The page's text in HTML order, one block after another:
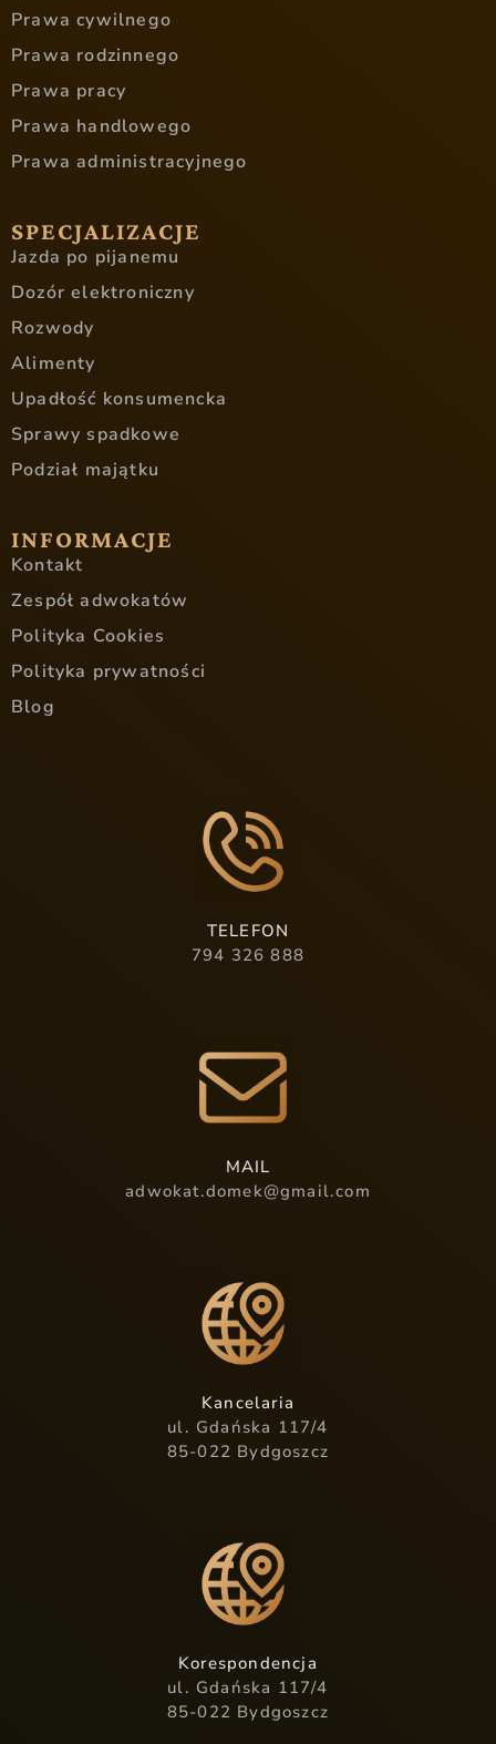
Prawa cywilnego
Prawa rodzinnego
Prawa pracy
Prawa handlowego
Prawa administracyjnego
SPECJALIZACJE
Jazda po pijanemu
Dozór elektroniczny
Rozwody
Alimenty
Upadłość konsumencka
Sprawy spadkowe
Podział majątku
INFORMACJE
Kontakt
Zespół adwokatów
Polityka Cookies
Polityka prywatności
Blog
TELEFON
794 326 888
MAIL
adwokat.domek@gmail.com
Kancelaria
ul. Gdańska 117/4
85-022 Bydgoszcz
Korespondencja
ul. Gdańska 117/4
85-022 Bydgoszcz